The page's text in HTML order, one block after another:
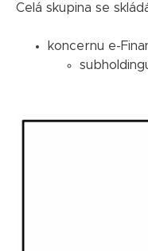
Celá skupina se
koncernu e-